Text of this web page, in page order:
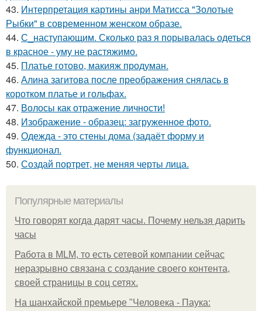
43. Интерпретация картины анри Матисса "Золотые
Рыбки" в современном женском образе.
44. С_наступающим. Сколько раз я порывалась одеться
в красное - уму не растяжимо.
45. Платье готово, макияж продуман.
46. Алина загитова после преображения снялась в
коротком платье и гольфах.
47. Волосы как отражение личности!
48. Изображение - образец: загруженное фото.
49. Одежда - это стены дома (задаёт форму и
функционал.
50. Создай портрет, не меняя черты лица.
Популярные материалы
Что говорят когда дарят часы. Почему нельзя дарить
часы
Работа в MLM, то есть сетевой компании сейчас
неразрывно связана с создание своего контента,
своей страницы в соц сетях.
На шанхайской премьере "Человека - Паука: